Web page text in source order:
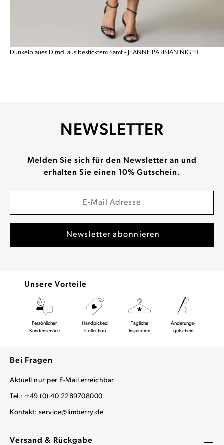
Dunkelblaues Dirndl aus besticktem Samt - JEANNE PARISIAN NIGHT
Versand & Rückgabe
NEWSLETTER
Melden Sie sich für den Newsletter an und
erhalten Sie einen 10% Gutschein.
Unsere Vorteile
Persönlicher
Kundenservice
Handpicked
Collection
Tägliche
Inspiration
Änderungs-
gutschein
Bei Fragen
Aktuell nur per E-Mail erreichbar
Tel.: +49 (0) 40 2289708000
Kontakt: service@limberry.de